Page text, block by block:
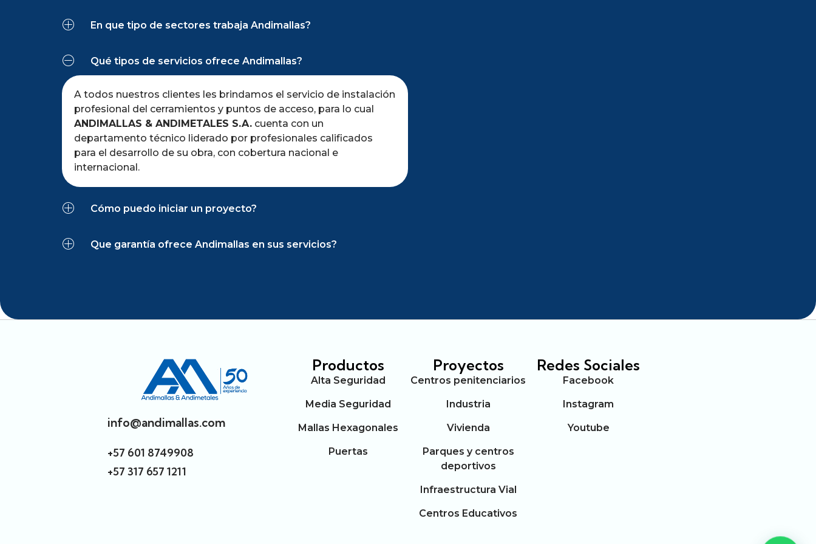
En que tipo de sectores trabaja Andimallas?
Qué tipos de servicios ofrece Andimallas?
A todos nuestros clientes les brindamos el servicio de instalación
profesional del cerramientos y puntos de acceso, para lo cual
ANDIMALLAS & ANDIMETALES S.A. cuenta con un
departamento técnico liderado por profesionales calificados
para el desarrollo de su obra, con cobertura nacional e
internacional.
Cómo puedo iniciar un proyecto?
Que garantía ofrece Andimallas en sus servicios?
info@andimallas.com
+57 601 8749908
+57 317 657 1211
Productos
Alta Seguridad
Media Seguridad
Mallas Hexagonales
Puertas
Proyectos
Centros penitenciarios
Industria
Vivienda
Parques y centros
deportivos
Infraestructura Vial
Centros Educativos
Redes Sociales
Facebook
Instagram
Youtube